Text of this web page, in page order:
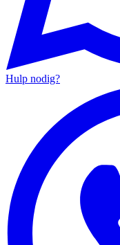
Hulp nodig?